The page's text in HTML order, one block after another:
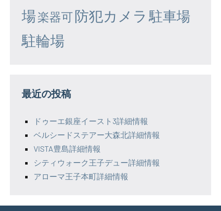
場楽器可防犯カメラ 駐車場
駐輪場
最近の投稿
ドゥーエ銀座イースト3詳細情報
ベルシードステアー大森北詳細情報
VISTA豊島詳細情報
シティウォーク王子デュー詳細情報
アローマ王子本町詳細情報